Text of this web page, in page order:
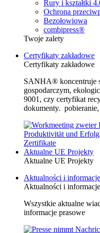
Rury i kształtki
Ochrona
Bezołowiowa
combipress®
Twoje zalety
Certyfikaty zakładowe
Certyfikaty zakładowe
SANHA® koncentruje
gospodarczym,
9001, czy certyfikat
dokumenty.
Aktualne UE Projekty
Aktualne UE Projekty
Aktualności i informacje
Aktualności i informacje
Wszystkie aktualne
informacje prasowe